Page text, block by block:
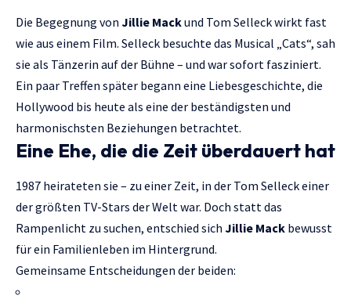
Die Begegnung von Jillie Mackund Tom Selleck wirkt fast
wie aus einem Film. Selleck besuchte das Musical „Cats“, sah
sie als Tänzerin auf der Bühne – und war sofort fasziniert.
Ein paar Treffen später begann eine Liebesgeschichte, die
Hollywood bis heute als eine der beständigsten und
harmonischsten Beziehungen betrachtet.
Eine Ehe, die die Zeit überdauert hat
1987 heirateten sie – zu einer Zeit, in der Tom Selleck einer
der größten TV-Stars der Welt war. Doch statt das
Rampenlicht zu suchen, entschied sich Jillie Mack bewusst
für ein Familienleben im Hintergrund.
Gemeinsame Entscheidungen der beiden: